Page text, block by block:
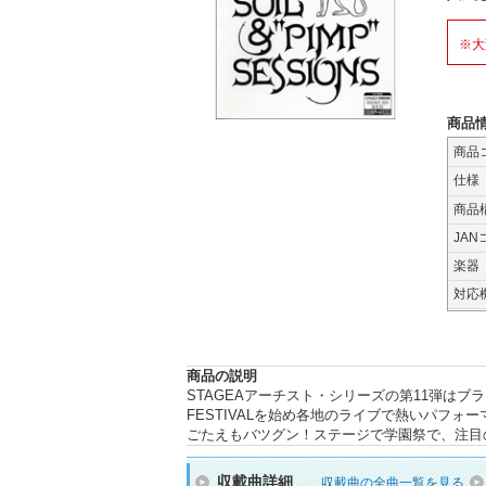
※大
商品
商品
仕様
商品
JAN
楽器
対応
商品の説明
STAGEAアーチスト・シリーズの第11弾はブ
FESTIVALを始め各地のライブで熱いパフォ
ごたえもバツグン！ステージで学園祭で、注
収載曲詳細 収載曲の全曲一覧を見る